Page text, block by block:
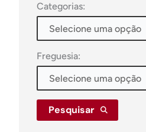
Categorias:
Freguesia:
Pesquisar